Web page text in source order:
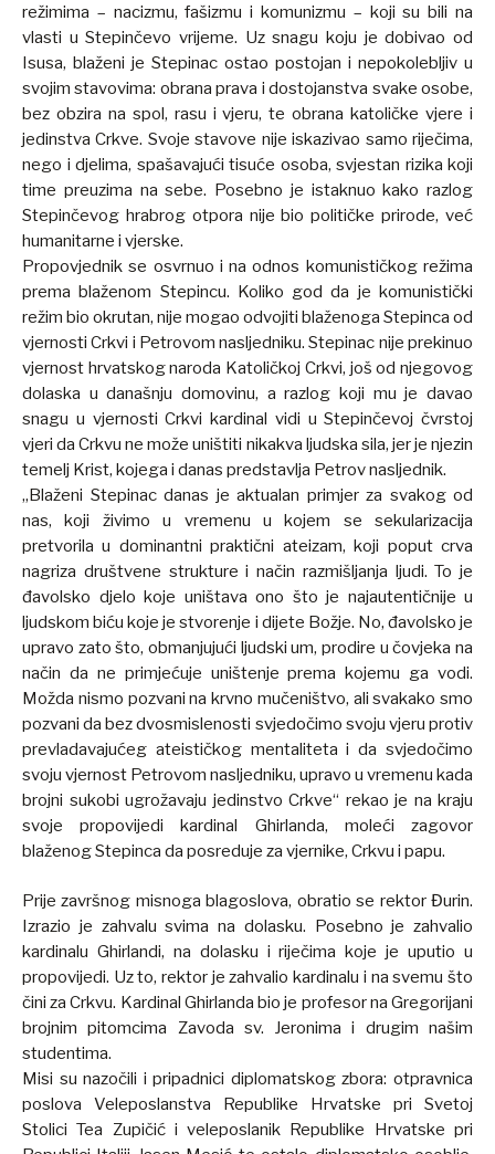
režimima – nacizmu, fašizmu i komunizmu – koji su bili na
vlasti u Stepinčevo vrijeme. Uz snagu koju je dobivao od
Isusa, blaženi je Stepinac ostao postojan i nepokolebljiv u
svojim stavovima: obrana prava i dostojanstva svake osobe,
bez obzira na spol, rasu i vjeru, te obrana katoličke vjere i
jedinstva Crkve. Svoje stavove nije iskazivao samo riječima,
nego i djelima, spašavajući tisuće osoba, svjestan rizika koji
time preuzima na sebe. Posebno je istaknuo kako razlog
Stepinčevog hrabrog otpora nije bio političke prirode, već
humanitarne i vjerske.
Propovjednik se osvrnuo i na odnos komunističkog režima
prema blaženom Stepincu. Koliko god da je komunistički
režim bio okrutan, nije mogao odvojiti blaženoga Stepinca od
vjernosti Crkvi i Petrovom nasljedniku. Stepinac nije prekinuo
vjernost hrvatskog naroda Katoličkoj Crkvi, još od njegovog
dolaska u današnju domovinu, a razlog koji mu je davao
snagu u vjernosti Crkvi kardinal vidi u Stepinčevoj čvrstoj
vjeri da Crkvu ne može uništiti nikakva ljudska sila, jer je njezin
temelj Krist, kojega i danas predstavlja Petrov nasljednik.
„Blaženi Stepinac danas je aktualan primjer za svakog od
nas, koji živimo u vremenu u kojem se sekularizacija
pretvorila u dominantni praktični ateizam, koji poput crva
nagriza društvene strukture i način razmišljanja ljudi. To je
đavolsko djelo koje uništava ono što je najautentičnije u
ljudskom biću koje je stvorenje i dijete Božje. No, đavolsko je
upravo zato što, obmanjujući ljudski um, prodire u čovjeka na
način da ne primjećuje uništenje prema kojemu ga vodi.
Možda nismo pozvani na krvno mučeništvo, ali svakako smo
pozvani da bez dvosmislenosti svjedočimo svoju vjeru protiv
prevladavajućeg ateističkog mentaliteta i da svjedočimo
svoju vjernost Petrovom nasljedniku, upravo u vremenu kada
brojni sukobi ugrožavaju jedinstvo Crkve“ rekao je na kraju
svoje propovijedi kardinal Ghirlanda, moleći zagovor
blaženog Stepinca da posreduje za vjernike, Crkvu i papu.
Prije završnog misnoga blagoslova, obratio se rektor Đurin.
Izrazio je zahvalu svima na dolasku. Posebno je zahvalio
kardinalu Ghirlandi, na dolasku i riječima koje je uputio u
propovijedi. Uz to, rektor je zahvalio kardinalu i na svemu što
čini za Crkvu. Kardinal Ghirlanda bio je profesor na Gregorijani
brojnim pitomcima Zavoda sv. Jeronima i drugim našim
studentima.
Misi su nazočili i pripadnici diplomatskog zbora: otpravnica
poslova Veleposlanstva Republike Hrvatske pri Svetoj
Stolici Tea Zupičić i veleposlanik Republike Hrvatske pri